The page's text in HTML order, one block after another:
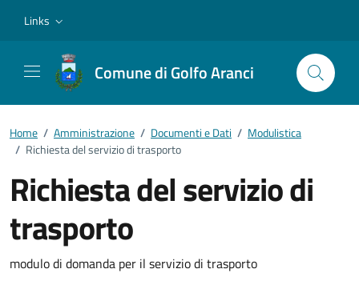
Links
Comune di Golfo Aranci
Home / Amministrazione / Documenti e Dati / Modulistica
/ Richiesta del servizio di trasporto
Richiesta del servizio di
trasporto
Dettagli del documento
modulo di domanda per il servizio di trasporto